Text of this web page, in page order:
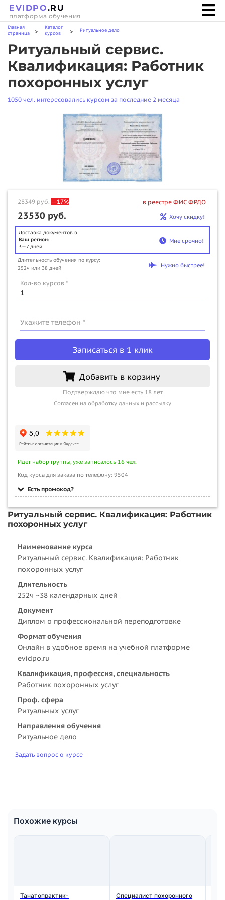
EVIDPO.RU
платформа обучения
Главная
страница
>
Каталог
курсов
> Ритуальное дело
Ритуальный сервис.
Квалификация: Работник
похоронных услуг
1050 чел. интересовались курсом за последние 2 месяца
28349руб. —17% в реестре ФИС ФРДО
23530 руб. Хочу скидку!
Доставка документов в
Ваш регион:
3—7 дней
Мне срочно!
Длительность обучения по курсу:
252ч или 38 дней
Нужно быстрее!
Кол-во курсов *
Укажите телефон *
Записаться в 1 клик
Добавить в корзину
Подтверждаю что мне есть 18 лет
Согласен на обработку данных и рассылку
Идет набор группы, уже записалось 16 чел.
Код курса для заказа по телефону: 9504
Есть промокод?
Ритуальный сервис. Квалификация: Работник
похоронных услуг
Наименование курса
Ритуальный сервис. Квалификация: Работник
похоронных услуг
Длительность
252ч ~38 календарных дней
Документ
Диплом о профессиональной переподготовке
Формат обучения
Онлайн в удобное время на учебной платформе
evidpo.ru
Квалификация, профессия, специальность
Работник похоронных услуг
Проф. сфера
Ритуальных услуг
Направления обучения
Ритуальное дело
Задать вопрос о курсе
Похожие курсы
Танатопрактик- Специалист похоронного